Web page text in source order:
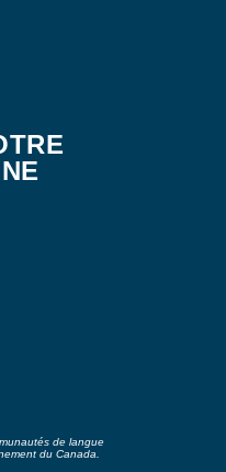
de langue
du Canada.